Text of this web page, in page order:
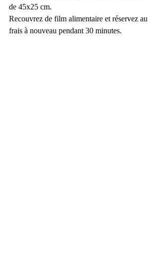
de 45x25 cm.
Recouvrez de film alimentaire et réservez au
frais à nouveau pendant 30 minutes.